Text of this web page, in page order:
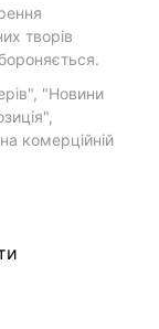
творів
"Новини
комерційній